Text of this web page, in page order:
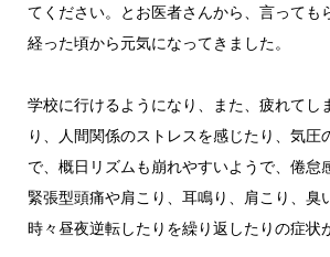
てください。とお医者さんから、言っても
経った頃から元気になってきました。
学校に行けるようになり、また、疲れてし
り、人間関係のストレスを感じたり、気圧
で、概日リズムも崩れやすいようで、倦怠
緊張型頭痛や肩こり、耳鳴り、肩こり、臭
時々昼夜逆転したりを繰り返したりの症状